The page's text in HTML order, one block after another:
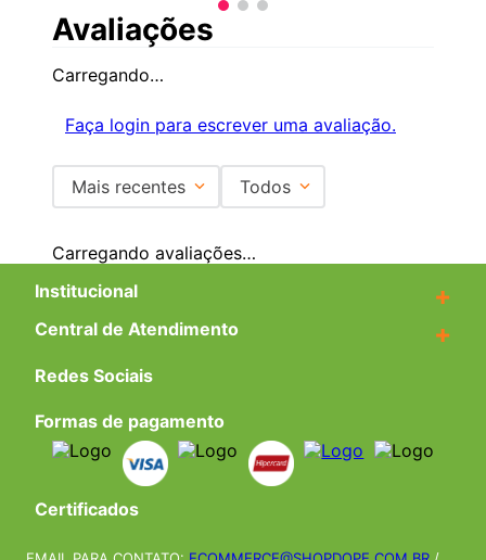
Avaliações
Carregando…
Faça login para escrever uma avaliação.
Mais recentes Todos
Carregando avaliações…
Institucional
+
Central de Atendimento +
Redes Sociais
Formas de pagamento
Certificados